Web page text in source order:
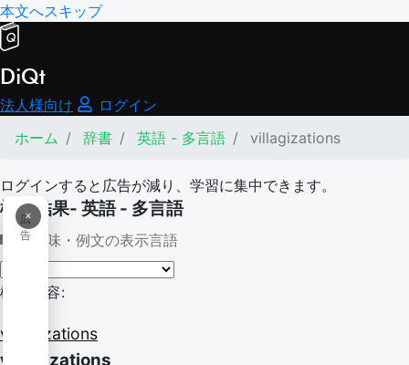
本文へスキップ
DiQt
法人様向け
ログイン
ホーム
辞書 英語 - 多言語 villagizations
ログインすると広告が減り、学習に集中できます。
×
広
告
検索結果- 英語 - 多言語
意味・例文の表示言語
検索内容:
villagizations
villagizations